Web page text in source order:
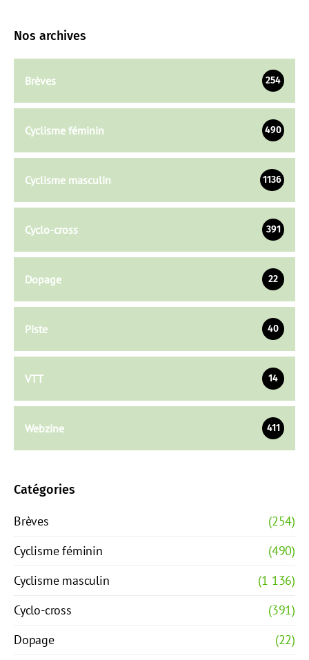
Nos archives
Brèves 254
Cyclisme féminin 490
Cyclisme masculin 1136
Cyclo-cross 391
Dopage 22
Piste 40
VTT 14
Webzine 411
Catégories
Brèves
(254)
Cyclisme féminin
(490)
Cyclisme masculin
(1 136)
Cyclo-cross
(391)
Dopage
(22)